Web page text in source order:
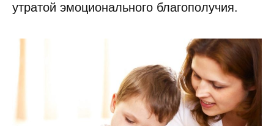
утратой эмоционального благополучия.